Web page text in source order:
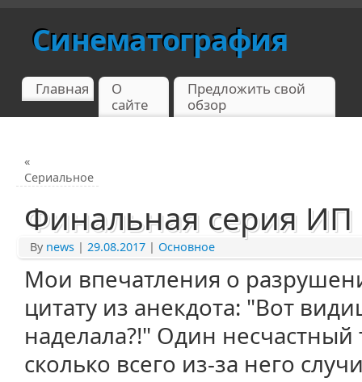
Синематография
Главная
О
сайте
Предложить свой
обзор
«
Сериальное
Финальная серия ИП
By news | 29.08.2017 | Основное
Мои впечатления о
цитату из анекдота: "Вот
наделала?!" Один
сколько всего из-за него